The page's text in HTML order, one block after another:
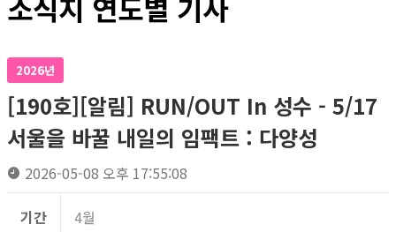
2026년
[190호][알림] RUN/OUT In 성수 - 5/17
서울을 바꿀 내일의 임팩트 : 다양성
2026-05-08 오후 17:55:08
기간 4월